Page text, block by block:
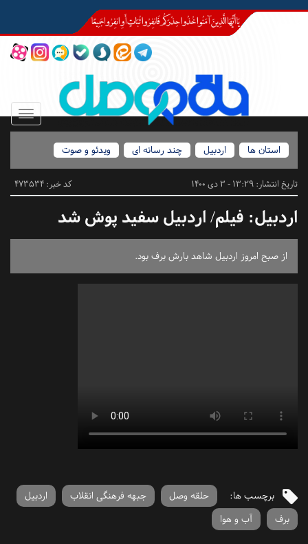
Toggle
استان ها
اردبیل چند رسانه ای ویدئو و صوت
تاریخ انتشار: 13:29 - 3 دی 1400 کد خبر: 473534
اردبیل: فیلم/ اردبیل سفید پوش شد
از صبح امروز اردبیل شاهد بارش برف بود.
برچسب ها: حلقه وصل جبهه فرهنگی انقلاب
اردبیل
برف
آب و هوا